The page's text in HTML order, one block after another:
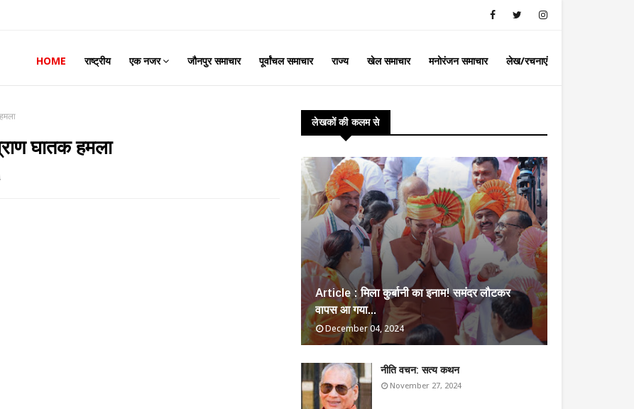
HOME राष्ट्रीय एक नजर जौनपुर समाचार पूर्वांचल समाचार राज्य खेल समाचार मनोरंजन समाचार लेख/रचनाएं
घातक हमला
लेखकों की कलम से
Article : मिला कुर्बानी का इनाम! समंदर लौटकर
वापस आ गया...
December 04, 2024
​नीति वचन: सत्य कथन
November 27, 2024